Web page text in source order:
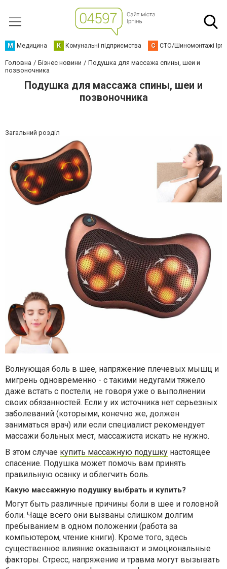
М Медицина К Комунальні підприємства С СТО/Шиномонтажі
Головна Бізнес новини
Подушка для массажа спины, шеи и
позвоночника
Подушка для массажа спины, шеи и
позвоночника
Загальний розділ
Волнующая боль в шее, напряжение плечевых мышц и
мигрень одновременно - с такими недугами тяжело
даже встать с постели, не говоря уже о выполнении
своих обязанностей. Если у их источника нет серьезных
заболеваний (которыми, конечно же, должен
заниматься врач) или если специалист рекомендует
массажи больных мест, массажиста искать не нужно.
В этом случае купить массажную подушку настоящее
спасение. Подушка может помочь вам принять
правильную осанку и облегчить боль.
Какую массажную подушку выбрать и купить?
Могут быть различные причины боли в шее и головной
боли. Чаще всего они вызваны слишком долгим
пребыванием в одном положении (работа за
компьютером, чтение книги). Кроме того, здесь
существенное влияние оказывают и эмоциональные
факторы. Стресс, напряжение и травма могут вызывать